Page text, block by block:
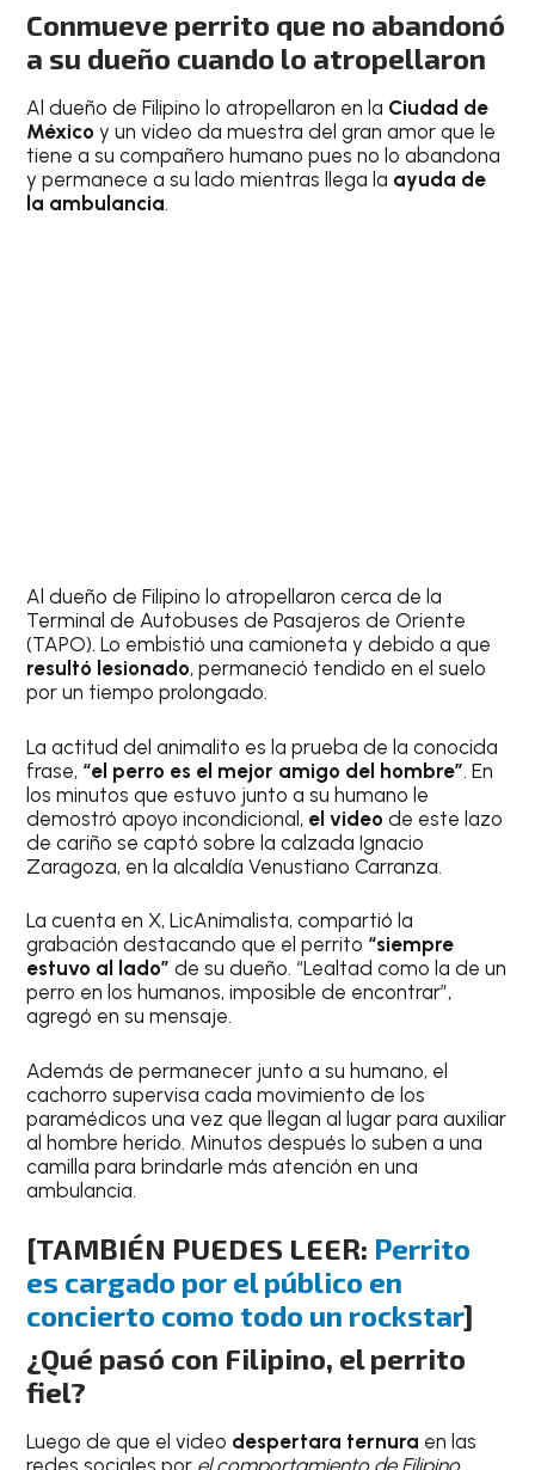
Conmueve perrito que no abandonó
a su dueño cuando lo atropellaron
Al dueño de Filipino lo atropellaron en la Ciudad de
México y un video da muestra del gran amor que le
tiene a su compañero humano pues no lo abandona
y permanece a su lado mientras llega la ayuda de
la ambulancia.
Al dueño de Filipino lo atropellaron cerca de la
Terminal de Autobuses de Pasajeros de Oriente
(TAPO). Lo embistió una camioneta y debido a que
resultó lesionado, permaneció tendido en el suelo
por un tiempo prolongado.
La actitud del animalito es la prueba de la conocida
frase, “el perro es el mejor amigo del hombre”. En
los minutos que estuvo junto a su humano le
demostró apoyo incondicional, el video de este lazo
de cariño se captó sobre la calzada Ignacio
Zaragoza, en la alcaldía Venustiano Carranza.
La cuenta en X, LicAnimalista, compartió la
grabación destacando que el perrito “siempre
estuvo al lado” de su dueño. “Lealtad como la de un
perro en los humanos, imposible de encontrar”,
agregó en su mensaje.
Además de permanecer junto a su humano, el
cachorro supervisa cada movimiento de los
paramédicos una vez que llegan al lugar para auxiliar
al hombre herido. Minutos después lo suben a una
camilla para brindarle más atención en una
ambulancia.
[TAMBIÉN PUEDES LEER: Perrito
es cargado por el público en
concierto como todo un rockstar]
¿Qué pasó con Filipino, el perrito
fiel?
Luego de que el video despertara ternura en las